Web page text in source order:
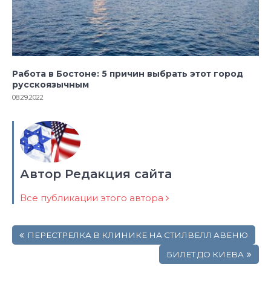
Работа в Бостоне: 5 причин выбрать этот город
русскоязычным
08.29.2022
Автор Редакция сайта
Все публикации этого автора
по ПЕРЕСТРЕЛКА В КЛИНИКЕ НА СТИЛВЕЛЛ АВЕНЮ
БИЛЕТ ДО КИЕВА